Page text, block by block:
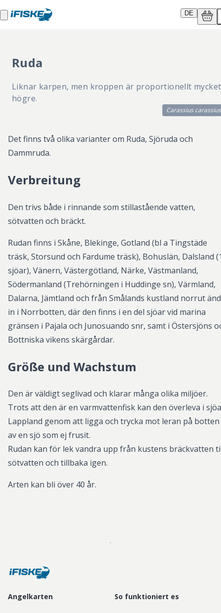
DE
Ruda
Liknar karpen, men kroppen är proportionellt mycket
högre.
Carassius carassius
Det finns två olika varianter om Ruda, Sjöruda och
Dammruda.
Verbreitung
Den trivs både i rinnande som stillastående vatten,
sötvatten och bräckt.
Rudan finns i Skåne, Blekinge, Gotland (bl a Tingstäde
träsk, Storsund och Fardume träsk), Bohuslän, Dalsland
sjöar), Vänern, Västergötland, Närke, Västmanland,
Södermanland (Trehörningen i Huddinge sn), Värmland,
Dalarna, Jämtland och från Smålands kustland norrut
in i Norrbotten, där den finns i en del sjöar vid marina
gränsen i Pajala och Junosuando snr, samt i Östersjöns
Bottniska vikens skärgårdar.
Größe und Wachstum
Den är väldigt seglivad och klarar många olika miljöer.
Trots att den är en varmvattenfisk kan den överleva i
Lappland genom att ligga och trycka mot leran på botten
av en sjö som ej frusit.
Rudan kan för lek vandra upp från kustens bräckvatten
sötvatten och tillbaka igen.
Arten kan bli över 40 år.
Angelkarten So funktioniert es